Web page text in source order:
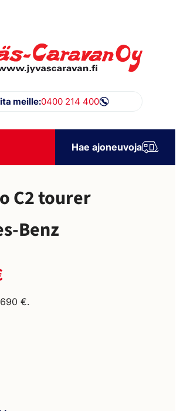
Jyväs-Caravan Oy
meille:0400 214 400
Hae ajoneuvoja
C2 tourer
Benz
€.